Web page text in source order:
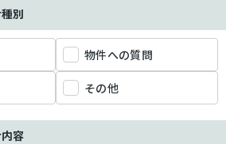
別
物件への質問
その他
容